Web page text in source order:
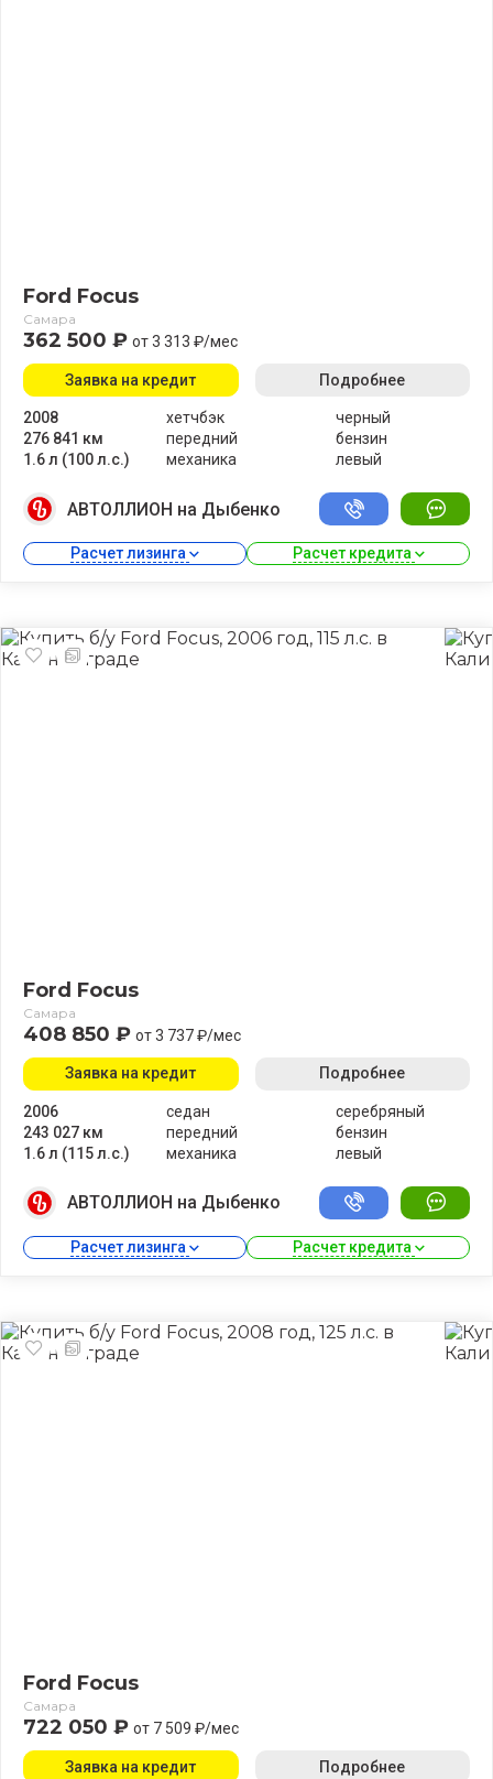
Ford Focus
Самара
362 500 ₽ от 3 313 ₽/мес
2008
276 841 км
1.6 л (100 л.с.)
хетчбэк
передний
механика
черный
бензин
левый
Заявка на кредит Подробнее
АВТОЛЛИОН на Дыбенко
Расчет лизинга Расчет кредита
Ford Focus
Самара
408 850 ₽ от 3 737 ₽/мес
2006
243 027 км
1.6 л (115 л.с.)
седан
передний
механика
серебряный
бензин
левый
Заявка на кредит Подробнее
АВТОЛЛИОН на Дыбенко
Расчет лизинга Расчет кредита
Ford Focus
Самара
722 050 ₽ от 7 509 ₽/мес
Заявка на кредит Подробнее